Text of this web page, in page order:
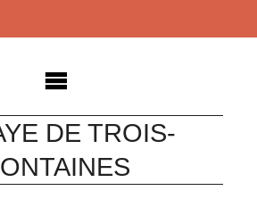
DE TROIS-